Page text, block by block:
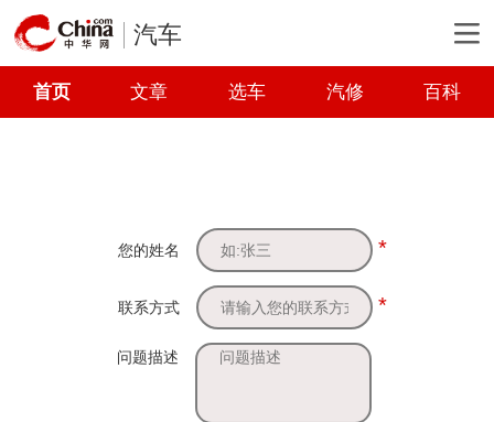
汽车
首页 文章 选车 汽修 百科
您的姓名 *
联系方式 *
问题描述